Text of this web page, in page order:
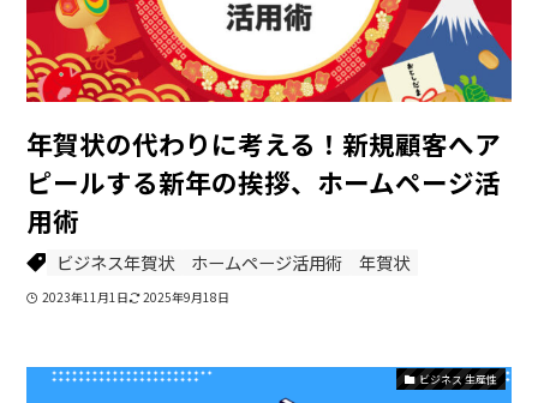
年賀状の代わりに考える！新規顧客へア
ピールする新年の挨拶、ホームページ活
用術
ビジネス年賀状 ホームページ活用術 年賀状
2023年11月1日 2025年9月18日
ビジネス 生産性